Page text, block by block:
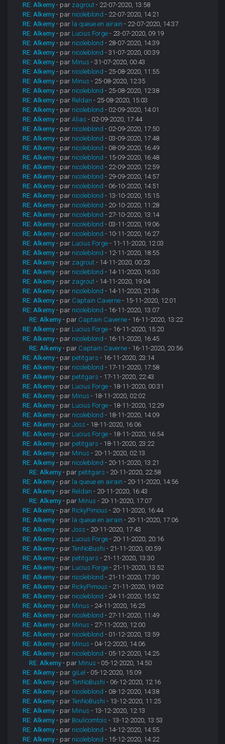
RE: Alkemy - par zagrout - 22-07-2020, 13:58
RE: Alkemy - par nicoleblond - 22-07-2020, 14:21
RE: Alkemy - par la queue en airain - 22-07-2020, 14:37
RE: Alkemy - par Lucius Forge - 23-07-2020, 09:19
RE: Alkemy - par nicoleblond - 28-07-2020, 14:39
RE: Alkemy - par nicoleblond - 31-07-2020, 00:39
RE: Alkemy - par Minus - 31-07-2020, 00:43
RE: Alkemy - par nicoleblond - 25-08-2020, 11:55
RE: Alkemy - par Minus - 25-08-2020, 12:35
RE: Alkemy - par nicoleblond - 25-08-2020, 12:38
RE: Alkemy - par Reldan - 25-08-2020, 15:03
RE: Alkemy - par nicoleblond - 02-09-2020, 14:01
RE: Alkemy - parAlias - 02-09-2020, 17:44
RE: Alkemy - par nicoleblond - 02-09-2020, 17:50
RE: Alkemy - par nicoleblond - 03-09-2020, 17:48
RE: Alkemy - par nicoleblond - 08-09-2020, 16:49
RE: Alkemy - par nicoleblond - 15-09-2020, 16:48
RE: Alkemy - par nicoleblond - 22-09-2020, 12:59
RE: Alkemy - par nicoleblond - 29-09-2020, 14:57
RE: Alkemy - par nicoleblond - 06-10-2020, 14:51
RE: Alkemy - par nicoleblond - 13-10-2020, 15:15
RE: Alkemy - par nicoleblond - 20-10-2020, 11:28
RE: Alkemy - par nicoleblond - 27-10-2020, 13:14
RE: Alkemy - par nicoleblond - 03-11-2020, 19:06
RE: Alkemy - par nicoleblond - 10-11-2020, 16:27
RE: Alkemy - par Lucius Forge - 11-11-2020, 12:03
RE: Alkemy - par nicoleblond - 12-11-2020, 18:55
RE: Alkemy - par zagrout - 14-11-2020, 00:23
RE: Alkemy - par nicoleblond - 14-11-2020, 16:30
RE: Alkemy - par zagrout - 14-11-2020, 19:04
RE: Alkemy - par nicoleblond - 14-11-2020, 21:36
RE: Alkemy - par Captain Caverne - 15-11-2020, 12:01
RE: Alkemy - par nicoleblond - 16-11-2020, 13:07
RE: Alkemy - par Captain Caverne - 16-11-2020, 13:22
RE: Alkemy - par Lucius Forge - 16-11-2020, 15:20
RE: Alkemy - par nicoleblond - 16-11-2020, 16:45
RE: Alkemy - par Captain Caverne - 16-11-2020, 20:56
RE: Alkemy - par petitgars - 16-11-2020, 23:14
RE: Alkemy - par nicoleblond - 17-11-2020, 17:58
RE: Alkemy - par petitgars - 17-11-2020, 22:43
RE: Alkemy - par Lucius Forge - 18-11-2020, 00:31
RE: Alkemy - par Minus - 18-11-2020, 02:02
RE: Alkemy - par Lucius Forge - 18-11-2020, 12:29
RE: Alkemy - par nicoleblond - 18-11-2020, 14:09
RE: Alkemy - parJoss - 18-11-2020, 16:06
RE: Alkemy - par Lucius Forge - 18-11-2020, 16:54
RE: Alkemy - par petitgars - 18-11-2020, 23:22
RE: Alkemy - par Minus - 20-11-2020, 02:13
RE: Alkemy - par nicoleblond - 20-11-2020, 13:21
RE: Alkemy - par petitgars - 20-11-2020, 22:58
RE: Alkemy - par la queue en airain - 20-11-2020, 14:56
RE: Alkemy - par Reldan - 20-11-2020, 16:43
RE: Alkemy - par Minus - 20-11-2020, 17:07
RE: Alkemy - par RickyPimous - 20-11-2020, 16:44
RE: Alkemy - par la queue en airain - 20-11-2020, 17:06
RE: Alkemy - parJoss - 20-11-2020, 17:43
RE: Alkemy - par Lucius Forge - 20-11-2020, 20:16
RE: Alkemy - parTenNoBushi - 21-11-2020, 00:59
RE: Alkemy - par petitgars - 21-11-2020, 13:30
RE: Alkemy - par Lucius Forge - 21-11-2020, 13:52
RE: Alkemy - par nicoleblond - 21-11-2020, 17:30
RE: Alkemy - par RickyPimous - 21-11-2020, 19:02
RE: Alkemy - par nicoleblond - 24-11-2020, 15:52
RE: Alkemy - par Minus - 24-11-2020, 16:25
RE: Alkemy - par nicoleblond - 27-11-2020, 11:49
RE: Alkemy - par Minus - 27-11-2020, 12:00
RE: Alkemy - par nicoleblond - 01-12-2020, 13:59
RE: Alkemy - par Minus - 04-12-2020, 14:06
RE: Alkemy - par nicoleblond - 05-12-2020, 14:25
RE: Alkemy - par Minus - 05-12-2020, 14:50
RE: Alkemy - par giLel - 05-12-2020, 15:09
RE: Alkemy - parTenNoBushi - 06-12-2020, 12:16
RE: Alkemy - par nicoleblond - 08-12-2020, 14:38
RE: Alkemy - parTenNoBushi - 13-12-2020, 11:25
RE: Alkemy - par Minus - 13-12-2020, 12:13
RE: Alkemy - par Boulicomtois - 13-12-2020, 13:53
RE: Alkemy - par nicoleblond - 14-12-2020, 14:55
RE: Alkemy - par nicoleblond - 15-12-2020, 14:22